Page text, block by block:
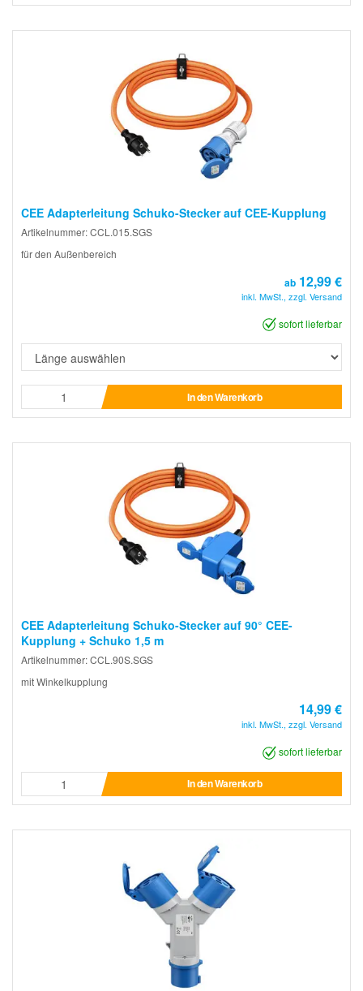
CEE Adapterleitung Schuko-Stecker auf CEE-Kupplung
Artikelnummer: CCL.015.SGS
für den Außenbereich
ab 12,99 €
inkl. MwSt., zzgl. Versand
sofort lieferbar
In den Warenkorb
CEE Adapterleitung Schuko-Stecker auf 90° CEE-
Kupplung + Schuko 1,5 m
Artikelnummer: CCL.90S.SGS
mit Winkelkupplung
14,99 €
inkl. MwSt., zzgl. Versand
sofort lieferbar
In den Warenkorb